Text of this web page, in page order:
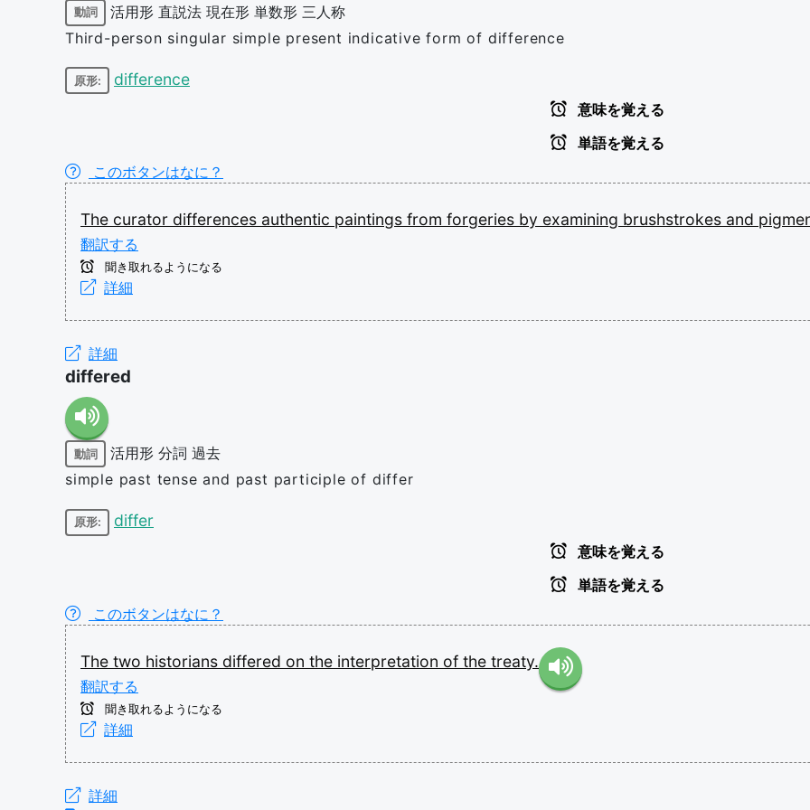
動詞 活用形 直説法 現在形 単数形 三人称
Third-person singular simple present indicative form of difference
原形: difference
意味を覚える
単語を覚える
このボタンはなに？
The curator differences authentic paintings from forgeries by examining brushstrokes and
翻訳する
聞き取れるようになる
詳細
詳細
differed
動詞 活用形 分詞 過去
simple past tense and past participle of differ
原形: differ
意味を覚える
単語を覚える
このボタンはなに？
The two historians differed on the interpretation of the treaty.
翻訳する
聞き取れるようになる
詳細
詳細